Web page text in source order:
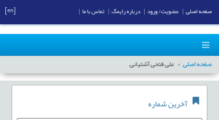
صفحه اصلی علی فتحی آشتیانی
آخرین شماره
صفحه اصلی عضویت/ ورود درباره رایمگ تماس با ما